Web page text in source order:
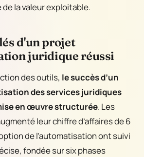
la valeur exploitable.
d'un projet
juridique réussi
des outils, le succès d’un
des services juridiques
en œuvre structurée. Les
leur chiffre d’affaires de 6
de l’automatisation ont suivi
fondée sur six phases